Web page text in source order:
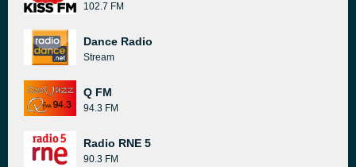
102.7 FM
Dance Radio
Stream
Q FM
94.3 FM
Radio RNE 5
90.3 FM